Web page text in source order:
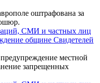
оштрафована за
СМИ и частных лиц
общине Свидетелей
местной
запрещенных